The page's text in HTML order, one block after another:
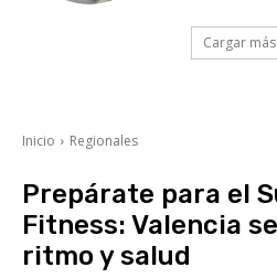
Cargar más